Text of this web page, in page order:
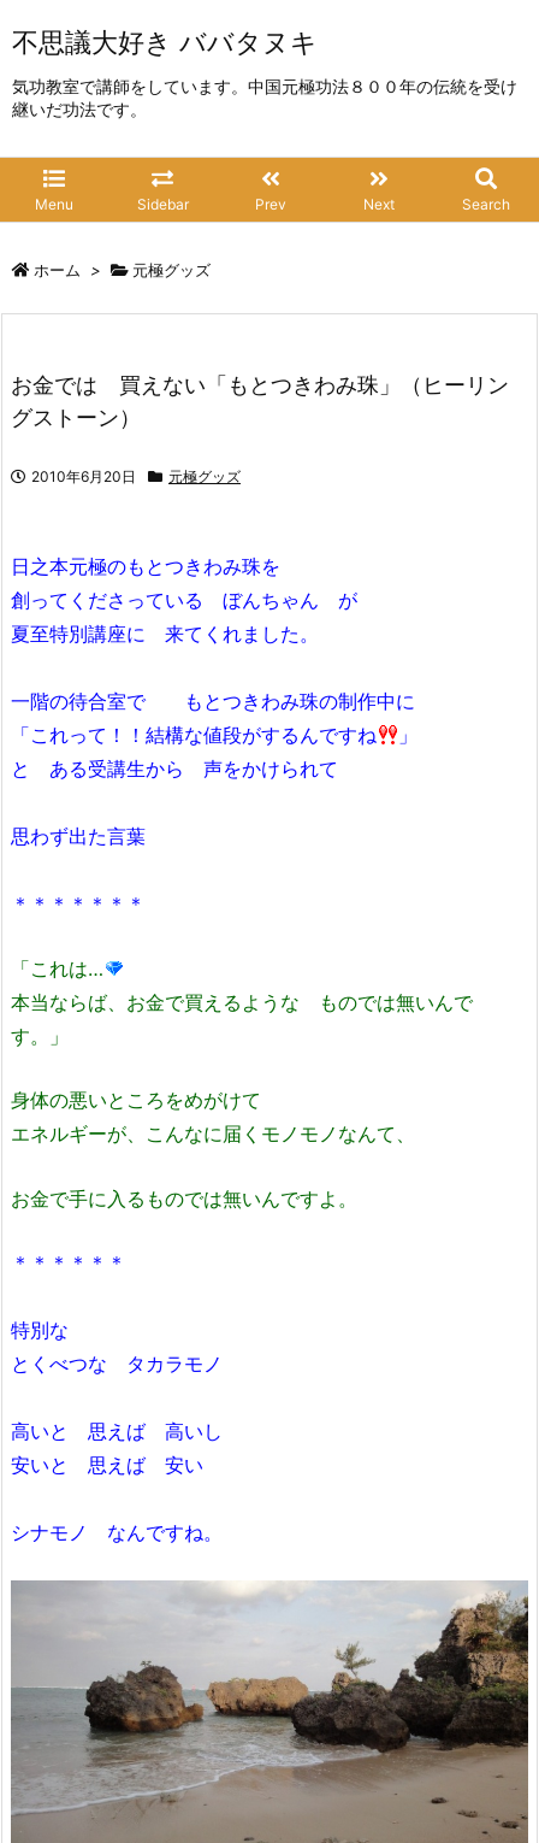
不思議大好き ババタヌキ
気功教室で講師をしています。中国元極功法８００年の伝統を受け
継いだ功法です。
Menu Sidebar Prev Next Search
ホーム > 元極グッズ
お金では 買えない「もとつきわみ珠」（ヒーリン
グストーン）
2010年6月20日 元極グッズ
日之本元極のもとつきわみ珠を
創ってくださっている ぼんちゃん が
夏至特別講座に 来てくれました。
一階の待合室で もとつきわみ珠の制作中に
「これって！！結構な値段がするんですね
」
と ある受講生から 声をかけられて
思わず出た言葉
＊＊＊＊＊＊＊
「これは…
本当ならば、お金で買えるような ものでは無いんで
す。」
身体の悪いところをめがけて
エネルギーが、こんなに届くモノモノなんて、
お金で手に入るものでは無いんですよ。
＊＊＊＊＊＊
特別な
とくべつな タカラモノ
高いと 思えば 高いし
安いと 思えば 安い
シナモノ なんですね。